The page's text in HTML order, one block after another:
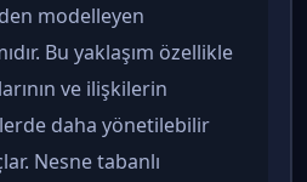
modelleyen
Bu yaklaşım özellikle
ve ilişkilerin
daha yönetilebilir
Nesne tabanlı